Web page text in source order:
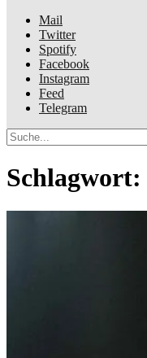
Mail
Twitter
Spotify
Facebook
Instagram
Feed
Telegram
Suche
Schlagwort: